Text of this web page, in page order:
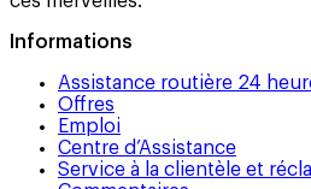
Informations
Assistance routière 24
Offres
Emploi
Centre d’Assistance
Service à la clientèle et